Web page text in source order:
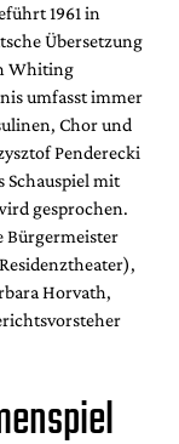
1961 in
Übersetzung
Whiting
umfasst immer
Chor und
Penderecki
Schauspiel mit
gesprochen.
Bürgermeister
Horvath,